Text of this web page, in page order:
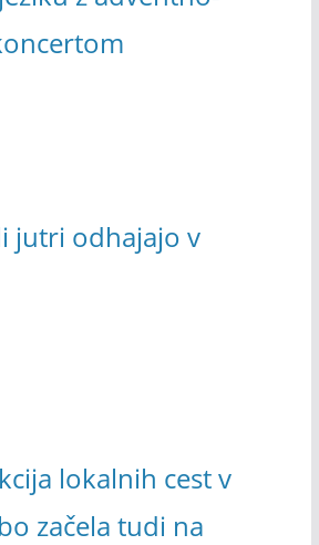
jutri odhajajo v
lokalnih cest v
začela tudi na